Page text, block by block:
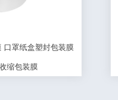
口罩纸盒塑封包装膜
缩包装膜